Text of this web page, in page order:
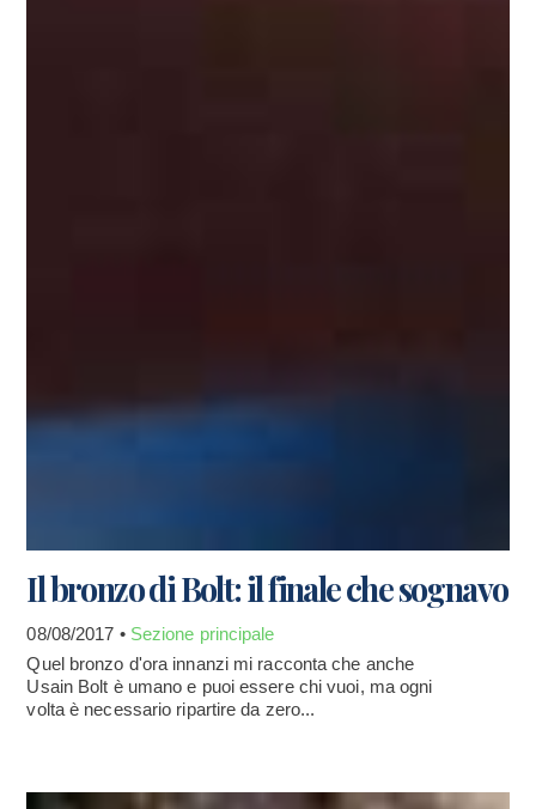
Il bronzo di Bolt: il finale che sognavo
08/08/2017 • Sezione principale
Quel bronzo d'ora innanzi mi racconta che anche
Usain Bolt è umano e puoi essere chi vuoi, ma ogni
volta è necessario ripartire da zero...